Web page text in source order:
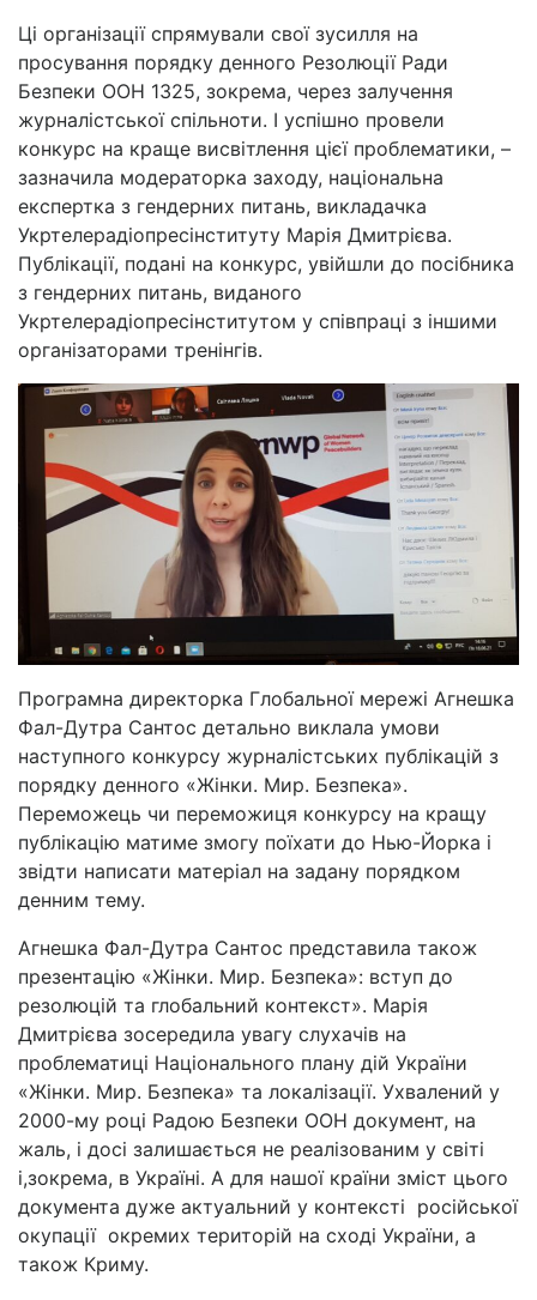
Ці організації спрямували свої зусилля на
просування порядку денного Резолюції Ради
Безпеки ООН 1325, зокрема, через залучення
журналістської спільноти. І успішно провели
конкурс на краще висвітлення цієї проблематики, –
зазначила модераторка заходу, національна
експертка з гендерних питань, викладачка
Укртелерадіопресінституту Марія Дмитрієва.
Публікації, подані на конкурс, увійшли до посібника
з гендерних питань, виданого
Укртелерадіопресінститутом у співпраці з іншими
організаторами тренінгів.
Програмна директорка Глобальної мережі Агнешка
Фал-Дутра Сантос детально виклала умови
наступного конкурсу журналістських публікацій з
порядку денного «Жінки. Мир. Безпека».
Переможець чи переможиця конкурсу на кращу
публікацію матиме змогу поїхати до Нью-Йорка і
звідти написати матеріал на задану порядком
денним тему.
Агнешка Фал-Дутра Сантос представила також
презентацію «Жінки. Мир. Безпека»: вступ до
резолюцій та глобальний контекст». Марія
Дмитрієва зосередила увагу слухачів на
проблематиці Національного плану дій України
«Жінки. Мир. Безпека» та локалізації. Ухвалений у
2000-му році Радою Безпеки ООН документ, на
жаль, і досі залишається не реалізованим у світі
і,зокрема, в Україні. А для нашої країни зміст цього
документа дуже актуальний у контексті російської
окупації окремих територій на сході України, а
також Криму.